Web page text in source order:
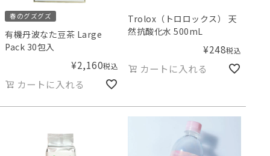
春のグズグズ
有機丹波なた豆茶 Large
Pack 30包入
¥2,160税込
カートに入れる
Trolox（トロロックス） 天
然抗酸化水 500mL
¥248税込
カートに入れる